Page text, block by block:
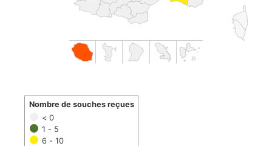
< 0
1 - 5
6 - 10
Nombre de souches reçues